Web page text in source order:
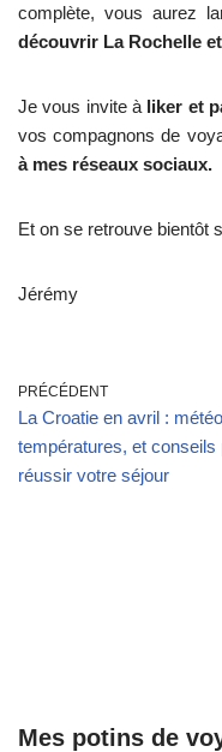
complète, vous aurez
découvrir La Rochelle
Je vous invite à liker et
vos compagnons de
à mes réseaux sociaux.
Et on se retrouve bientôt
Jérémy
PRÉCÉDENT
La Croatie en avril :
températures, et conseils
réussir votre séjour
Mes potins de